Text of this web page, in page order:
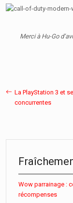
Merci à Hu-Go
La PlayStation 3 et
concurrentes
Wow parrainage :
récompenses